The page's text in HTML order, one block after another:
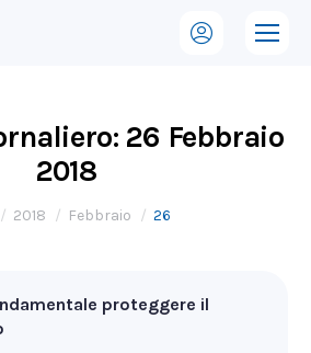
26 Febbraio
2018
qui:
2018 Febbraio 26
proteggere il